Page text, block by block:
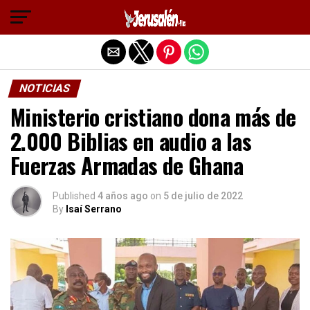
NOTICIAS
Ministerio cristiano dona más de
2.000 Biblias en audio a las
Fuerzas Armadas de Ghana
Published 4 años ago on 5 de julio de 2022
By Isaí Serrano
Salir de la versión móvil